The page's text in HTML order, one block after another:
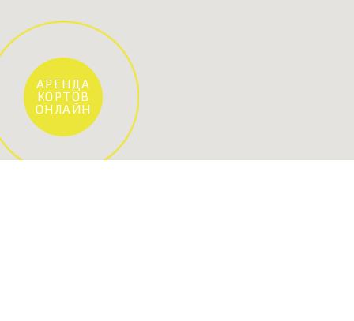
АРЕНДА
КОРТОВ
ОНЛАЙН